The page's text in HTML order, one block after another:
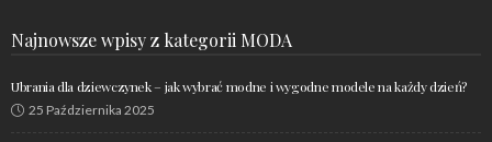
Najnowsze wpisy z kategorii MODA
Ubrania dla dziewczynek – jak wybrać modne i wygodne modele na każdy dzień?
25 Października 2025